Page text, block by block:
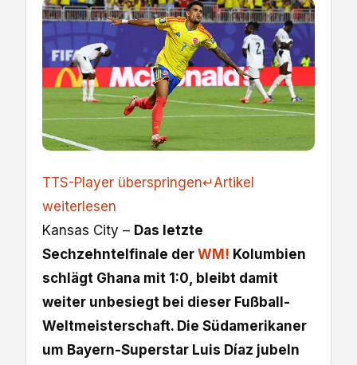
TTS-Player überspringen↵Artikel
weiterlesen
Kansas City – Das letzte
Sechzehntelfinale der WM! Kolumbien
schlägt Ghana mit 1:0, bleibt damit
weiter unbesiegt bei dieser Fußball-
Weltmeisterschaft. Die Südamerikaner
um Bayern-Superstar Luis Díaz jubeln